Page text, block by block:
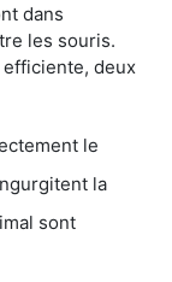
dans
les souris.
deux
le
la
sont